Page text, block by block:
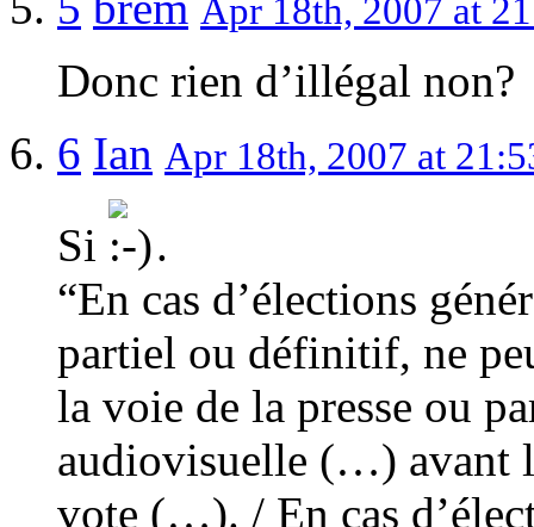
Apr 18th, 2007 at
Donc rien d’illégal non?
6 Ian Apr 18th, 2007 at
Si
.
“En cas d’élections
partiel ou définitif, ne
la voie de la presse ou
audiovisuelle (…) avant
vote (…). / En cas